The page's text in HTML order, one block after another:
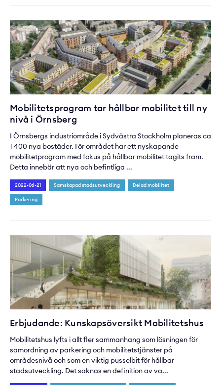
Mobilitetsprogram tar hållbar mobilitet till ny
nivå i Örnsberg
I Örnsbergs industriområde i Sydvästra Stockholm planeras ca
1 400 nya bostäder. För området har ett nyskapande
mobilitetprogram med fokus på hållbar mobilitet tagits fram.
Detta innebär att nya och befintliga ...
2022-06-21 Samskapad stadsutveckling Delad mobilitet
Parkering
Erbjudande: Kunskapsöversikt Mobilitetshus
Mobilitetshus lyfts i allt fler sammanhang som lösningen för
samordning av parkering och mobilitetstjänster på
områdesnivå och som en viktig pusselbit för hållbar
stadsutveckling. Det saknas en definition av va...